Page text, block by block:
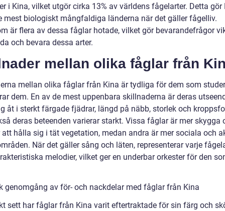
i Kina, vilket utgör cirka 13% av världens fågelarter. Detta gör
mest biologiskt mångfaldiga länderna när det gäller fågelliv.
är flera av dessa fåglar hotade, vilket gör bevarandefrågor
och bevara dessa arter.
mellan olika fåglar från
mellan olika fåglar från Kina är tydliga för dem som
dem. En av de mest uppenbara skillnaderna är deras
åt i sterkt färgade fjädrar, längd på näbb, storlek och
deras beteenden varierar starkt. Vissa fåglar är mer skygga
att hålla sig i tät vegetation, medan andra är mer sociala och
När det gäller sång och läten, representerar varje
melodier, vilket ger en underbar orkester för den
genomgång av för- och nackdelar med fåglar från Kina
sett har fåglar från Kina varit eftertraktade för sin färg och